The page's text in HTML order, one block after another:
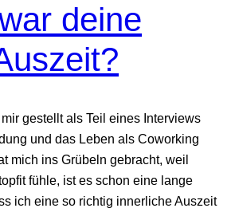
deine
gestellt als Teil eines Interviews
und das Leben als Coworking
mich ins Grübeln gebracht, weil
fühle, ist es schon eine lange
ich eine so richtig innerliche Auszeit